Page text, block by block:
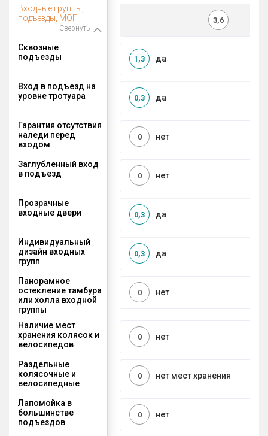
Входные группы,
подъезды, МОП
Свернуть
3,6
Сквозные
подъезды
да
1,3
Вход в подъезд на
уровне тротуара
да
0,3
Гарантия отсутствия
наледи перед
входом
нет
0
Заглубленный вход
в подъезд
нет
0
Прозрачные
входные двери
да
0,3
Индивидуальный
дизайн входных
групп
да
0,3
Панорамное
остекление тамбура
или холла входной
группы
нет
0
Наличие мест
хранения колясок и
велосипедов
нет
0
Раздельные
колясочные и
велосипедные
нет мест хранения
0
Лапомойка в
большинстве
подъездов
нет
0